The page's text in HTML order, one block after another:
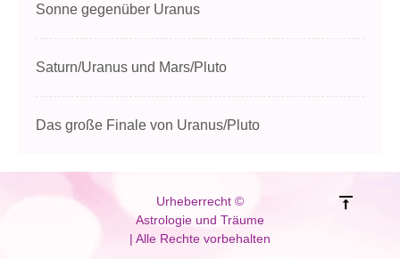
Sonne gegenüber Uranus
Saturn/Uranus und Mars/Pluto
Das große Finale von Uranus/Pluto
Urheberrecht ©
Astrologie und Träume
| Alle Rechte vorbehalten